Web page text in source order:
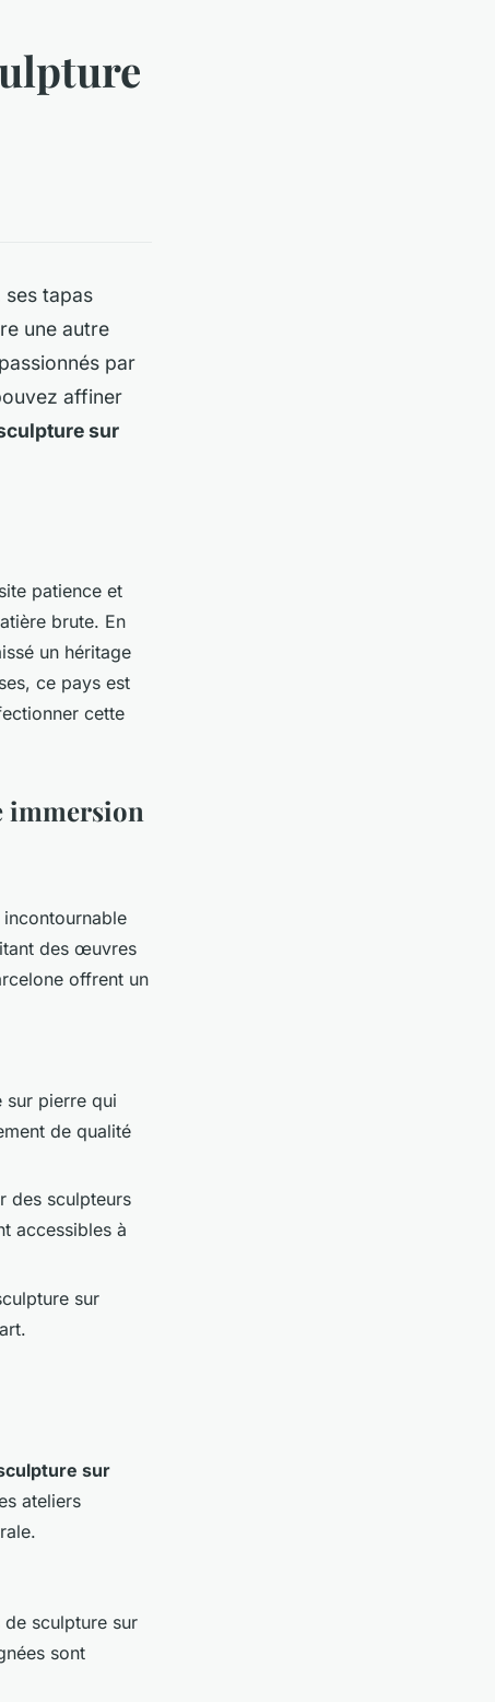
ses tapas
une autre
par
affiner
sur
patience et
brute. En
un héritage
ce pays est
cette
immersion
des œuvres
offrent un
sur pierre qui
de qualité
des sculpteurs
accessibles à
sur
sur
ateliers
sculpture sur
sont